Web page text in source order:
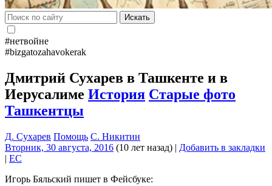
Искать
#нетвойне
#bizgatozahavokerak
Дмитрий Сухарев в Ташкенте и в
Иерусалиме История Старые фото
Ташкентцы
Д. Сухарев Помощь С. Никитин
Вторник, 30 августа, 2016 (10 лет назад) | Добавить в закладки
| EC
Игорь Бяльский пишет в Фейсбуке: